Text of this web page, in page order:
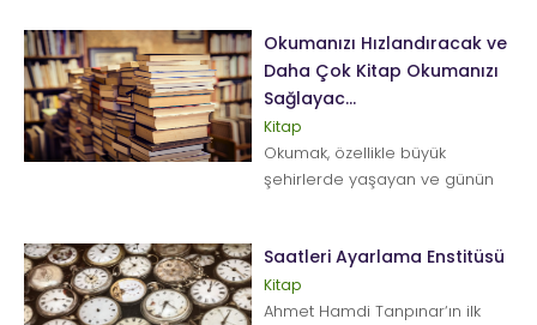
Okumanızı Hızlandıracak ve
Daha Çok Kitap Okumanızı
Sağlayac...
Kitap
Okumak, özellikle büyük
şehirlerde yaşayan ve günün
Saatleri Ayarlama Enstitüsü
Kitap
Ahmet Hamdi Tanpınar‘ın ilk